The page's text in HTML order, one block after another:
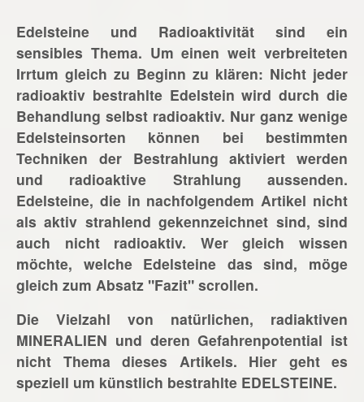
Edelsteine und Radioaktivität sind ein
sensibles Thema. Um einen weit verbreiteten
Irrtum gleich zu Beginn zu klären: Nicht jeder
radioaktiv bestrahlte Edelstein wird durch die
Behandlung selbst radioaktiv. Nur ganz wenige
Edelsteinsorten können bei bestimmten
Techniken der Bestrahlung aktiviert werden
und radioaktive Strahlung aussenden.
Edelsteine, die in nachfolgendem Artikel nicht
als aktiv strahlend gekennzeichnet sind, sind
auch nicht radioaktiv. Wer gleich wissen
möchte, welche Edelsteine das sind, möge
gleich zum Absatz "Fazit" scrollen.
Die Vielzahl von natürlichen, radiaktiven
MINERALIEN und deren Gefahrenpotential ist
nicht Thema dieses Artikels. Hier geht es
speziell um künstlich bestrahlte EDELSTEINE.